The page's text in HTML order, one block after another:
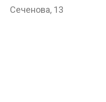
Сеченова, 13